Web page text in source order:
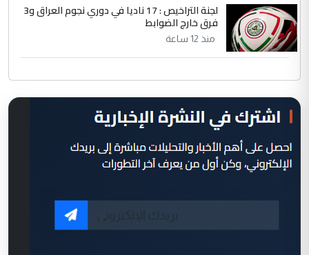
لجنة التراخيص : 17 ناديا في دوري نجوم العراق و3
فرق خارج الضوابط
منذ 12 ساعة